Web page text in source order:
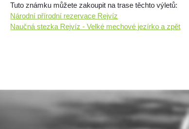
Tuto známku můžete zakoupit na trase těchto výletů:
Národní přírodní rezervace Rejvíz
Naučná stezka Rejvíz - Velké mechové jezírko a zpět